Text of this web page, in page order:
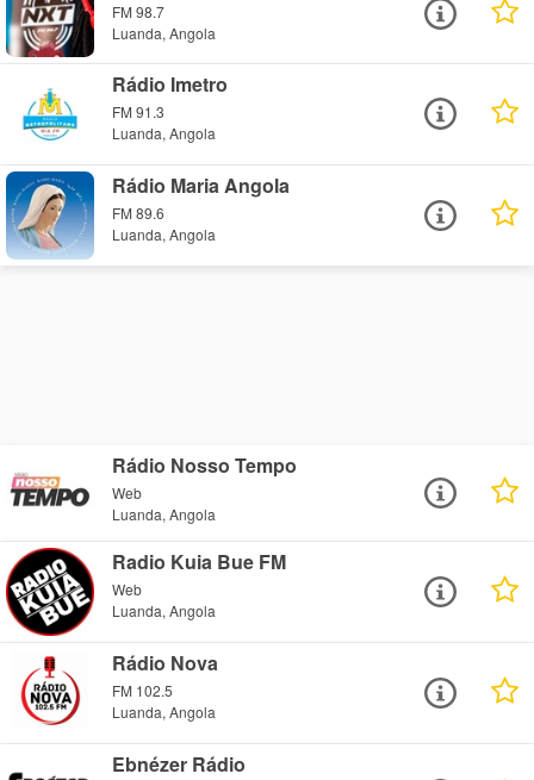
FM 98.7
Luanda, Angola
Rádio Imetro
FM 91.3
Luanda, Angola
Rádio Maria Angola
FM 89.6
Luanda, Angola
Rádio Nosso Tempo
Web
Luanda, Angola
Radio Kuia Bue FM
Web
Luanda, Angola
Rádio Nova
FM 102.5
Luanda, Angola
Ebnézer Rádio